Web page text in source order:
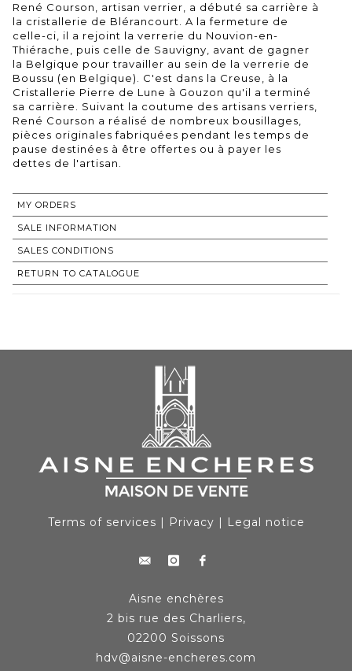
René Courson, artisan verrier, a débuté sa carrière à
la cristallerie de Blérancourt. A la fermeture de
celle-ci, il a rejoint la verrerie du Nouvion-en-
Thiérache, puis celle de Sauvigny, avant de gagner
la Belgique pour travailler au sein de la verrerie de
Boussu (en Belgique). C'est dans la Creuse, à la
Cristallerie Pierre de Lune à Gouzon qu'il a terminé
sa carrière. Suivant la coutume des artisans verriers,
René Courson a réalisé de nombreux bousillages,
pièces originales fabriquées pendant les temps de
pause destinées à être offertes ou à payer les
dettes de l'artisan.
MY ORDERS
SALE INFORMATION
SALES CONDITIONS
RETURN TO CATALOGUE
Terms of services | Privacy | Legal notice
Aisne enchères
2 bis rue des Charliers,
02200 Soissons
hdv@aisne-encheres.com